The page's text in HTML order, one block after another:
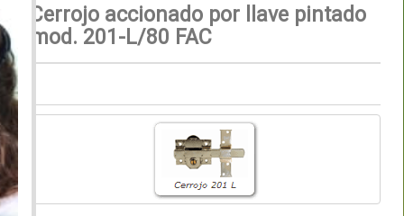
Cerrojo accionado por llave pintado
mod. 201-L/80 FAC